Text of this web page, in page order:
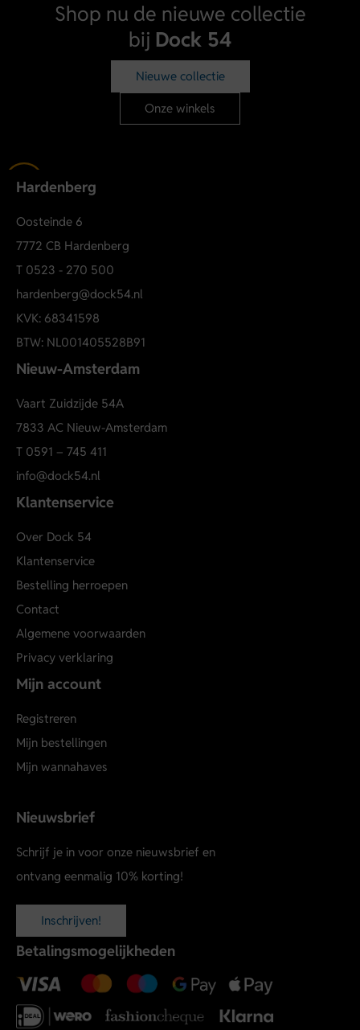
Shop nu de nieuwe collectie
bij Dock 54
Nieuwe collectie
Onze winkels
Hardenberg
Oosteinde 6
7772 CB Hardenberg
T 0523 - 270 500
hardenberg@dock54.nl
KVK: 68341598
BTW: NL001405528B91
Nieuw-Amsterdam
Vaart Zuidzijde 54A
7833 AC Nieuw-Amsterdam
T 0591 – 745 411
info@dock54.nl
Klantenservice
Over Dock 54
Klantenservice
Bestelling herroepen
Contact
Algemene voorwaarden
Privacy verklaring
Mijn account
Registreren
Mijn bestellingen
Mijn wannahaves
Nieuwsbrief
Schrijf je in voor onze nieuwsbrief en
ontvang eenmalig 10% korting!
Inschrijven!
Betalingsmogelijkheden